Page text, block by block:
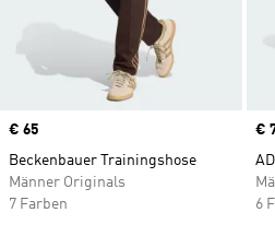
Price
€ 65
Beckenbauer Trainingshose
Männer Originals
7 Farben
€
6